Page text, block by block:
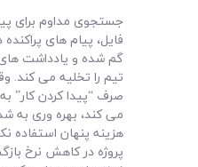
جستجوی مداوم برای
فایل، پیام های
گم شده و یادداشت
تیم را تخلیه می کند.
صرف “پیدا کردن کار”
می کند، بهره وری
هزینه پنهان استفاده
پروژه در کاهش نرخ